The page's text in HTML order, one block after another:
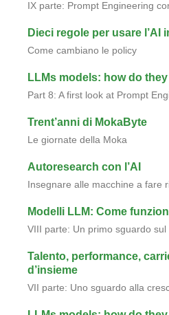
IX parte: Prompt Engineering
Dieci regole per usare l’AI
Come cambiano le policy
LLMs models: how do
Part 8: A first look at Prompt
Trent’anni di MokaByte
Le giornate della Moka
Autoresearch con l’AI
Insegnare alle macchine a fare
Modelli LLM: Come
VIII parte: Un primo sguardo
Talento, performance,
d’insieme
VII parte: Uno sguardo alla